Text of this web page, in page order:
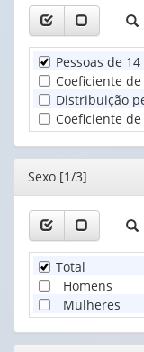
valor):
Unidade
Territorial
(1)
Pessoas de
Coeficiente
Distribuição
Coeficiente
Editor
Sexo [1/3]
Total
Homens
Mulheres